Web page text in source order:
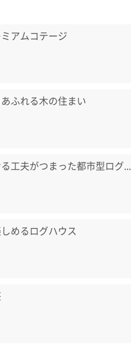
アムコテージ
ふれる木の住まい
工夫がつまった都市型ログ...
めるログハウス